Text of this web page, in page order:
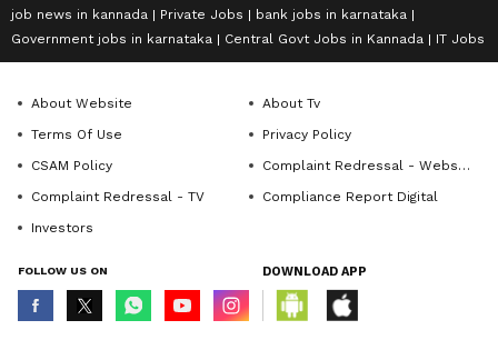
job news in kannada Private Jobs
bank jobs in karnataka
Government jobs in karnataka
Central Govt Jobs in Kannada IT Jobs
About Website
About Tv
Terms Of Use
Privacy Policy
CSAM Policy
Complaint Redressal - Website
Complaint Redressal - TV
Compliance Report Digital
Investors
FOLLOW US ON DOWNLOAD APP